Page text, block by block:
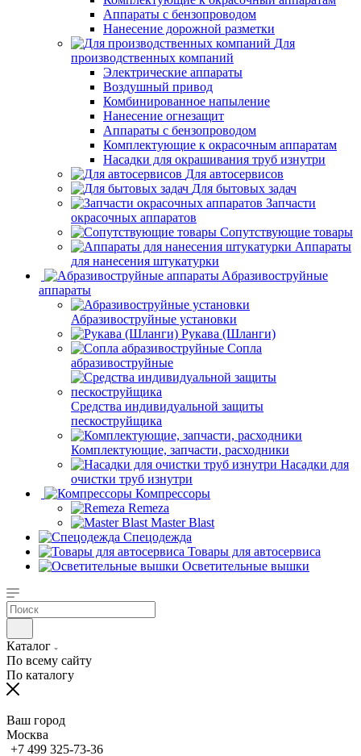
Аппараты с бензопроводом
Нанесение дорожной разметки
Для
производственных компаний
Электрические аппараты
Воздушный привод
Комбинированное напыление
Нанесение огнезащит
Аппараты с бензопроводом
Комплектующие к окрасочным аппаратам
Насадки для окрашивания труб изнутри
Для автосервисов
Для бытовых задач
Запчасти
окрасочных аппаратов
Сопутствующие товары
Аппараты
для нанесения штукатурки
Aбразивоструйные
аппараты
Абразивоструйные установки
Рукава (Шланги)
Сопла
абразивоструйные
Средства индивидуальной защиты
пескоструйщика
Комплектующие, запчасти, расходники
Насадки для
очистки труб изнутри
Компрессоры
Remeza
Master Blast
Спецодежда
Товары для автосервиса
Осветительные вышки
Каталог
По всему сайту
По каталогу
Ваш город
Москва
+7 499 325-73-36